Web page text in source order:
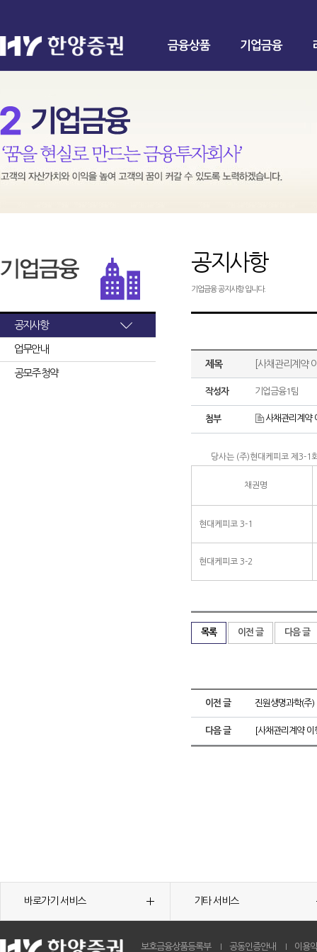
금융상품 기업금융
공지사항
업무안내
공모주 청약
공지사항
기업금융 공지사항 입니다.
제목 [사채관리계약
작성자 기업금융1팀
첨부 사채관리계약
당사는 (주)현대케피코 제3-1
채권명
현대케피코 3-1
현대케피코 3-2
목록 이전 글 다음 글
이전 글 진원생명과학(주)
다음 글 [사채관리계약
바로가기 서비스 기타 서비스
보호금융상품등록부 공동인증안내 이용